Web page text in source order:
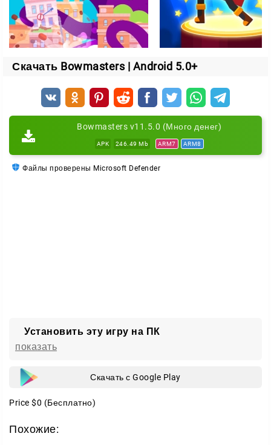
Скачать Bowmasters | Android 5.0+
Bowmasters v11.5.0 (Много денег)
APK 246.49 Mb ARM7 ARM8
Файлы проверены Microsoft Defender
Установить эту игру на ПК
показать
Скачать с Google Play
Price $0 (Бесплатно)
Похожие: